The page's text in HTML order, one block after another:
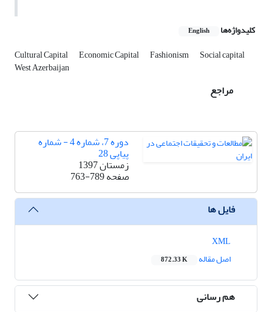
کلیدواژه‌ها English
Cultural Capital Economic Capital Fashionism Social capital
West Azerbaijan
مراجع
دوره 7، شماره 4 - شماره
پیاپی 28
زمستان 1397
صفحه763-789
فایل ها
اصل مقاله
872.33 K
هم رسانی